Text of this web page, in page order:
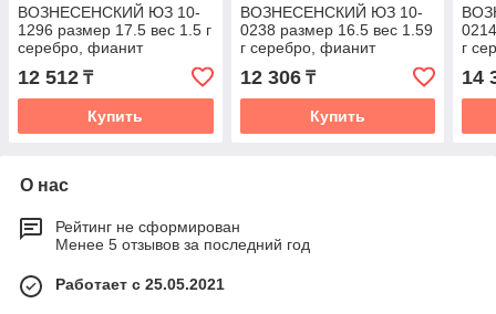
ВОЗНЕСЕНСКИЙ ЮЗ 10-
1296 размер 17.5 вес 1.5 г
серебро, фианит
12 512 ₸
Купить
ВОЗНЕСЕНСКИЙ ЮЗ 10-
0238 размер 16.5 вес 1.59
г серебро, фианит
12 306₸
Купить
г
14
О нас
Рейтинг не сформирован
Менее 5 отзывов за последний год
Работает с 25.05.2021